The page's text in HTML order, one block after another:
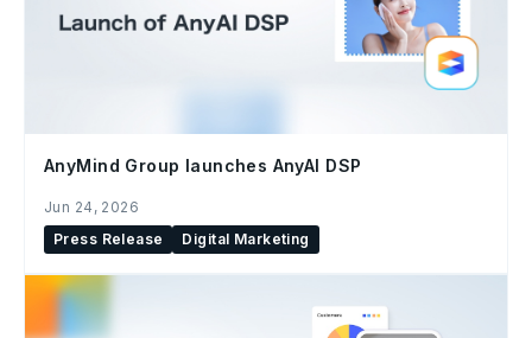
AnyMind Group launches AnyAI DSP
Jun 24, 2026
Press Release
Digital Marketing